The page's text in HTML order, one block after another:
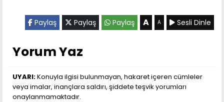
Paylaş Paylaş Paylaş A A Sesli Dinle
Yorum Yaz
UYARI:Konuyla ilgisi bulunmayan, hakaret içeren cümleler
veya imalar, inançlara saldırı, şiddete teşvik yorumları
onaylanmamaktadır.